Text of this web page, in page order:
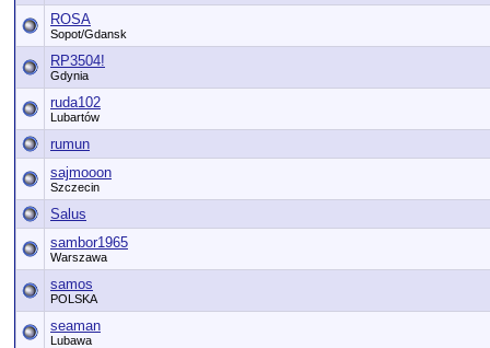
ROSA
Sopot/Gdansk
RP3504!
Gdynia
ruda102
Lubartów
rumun
sajmooon
Szczecin
Salus
sambor1965
Warszawa
samos
POLSKA
seaman
Lubawa